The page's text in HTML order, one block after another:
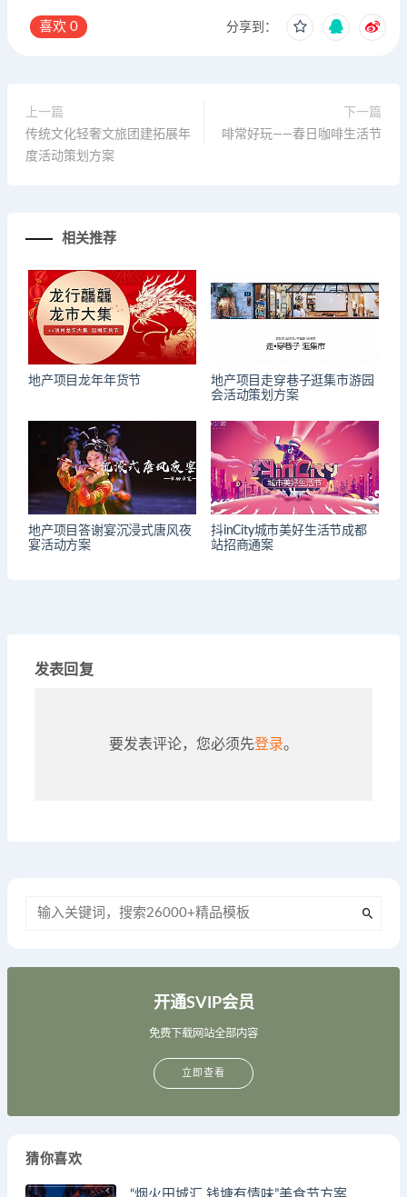
喜欢 0 分享到：
上一篇
传统文化轻奢文旅团建拓展年
度活动策划方案
下一篇
啡常好玩——春日咖啡生活节
相关推荐
地产项目龙年年货节
地产项目走穿巷子逛集市游园
会活动策划方案
地产项目答谢宴沉浸式唐风夜
宴活动方案
抖inCity城市美好生活节成都
站招商通案
发表回复
要发表评论，您必须先登录。
开通SVIP会员
免费下载网站全部内容
立即查看
猜你喜欢